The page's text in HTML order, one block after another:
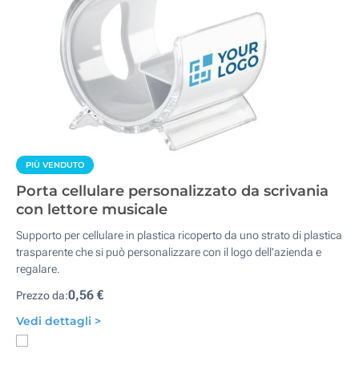
PIÙ VENDUTO
Porta cellulare personalizzato da scrivania
con lettore musicale
Supporto per cellulare in plastica ricoperto da uno strato di plastica
trasparente che si può personalizzare con il logo dell'azienda e
regalare.
Prezzo da:0,56 €
Vedi dettagli >